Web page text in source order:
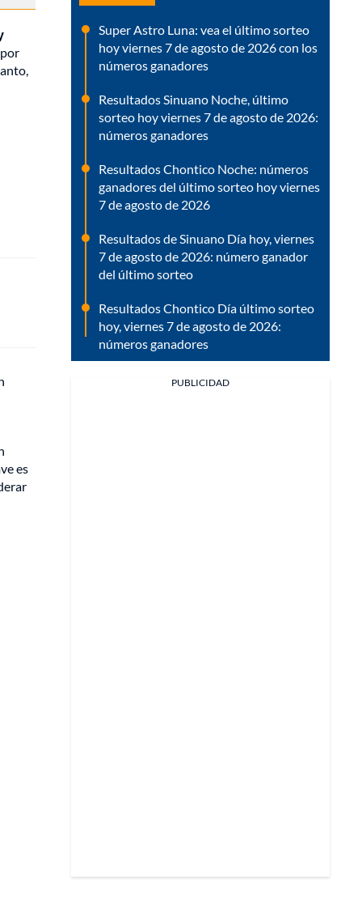
es
Super Astro Luna: vea el último sorteo
hoy viernes 7 de agosto de 2026 con los
números ganadores
Resultados Sinuano Noche, último
sorteo hoy viernes 7 de agosto de 2026:
números ganadores
Resultados Chontico Noche: números
ganadores del último sorteo hoy viernes
7 de agosto de 2026
Resultados de Sinuano Día hoy, viernes
7 de agosto de 2026: número ganador
del último sorteo
Resultados Chontico Día último sorteo
hoy, viernes 7 de agosto de 2026:
números ganadores
PUBLICIDAD